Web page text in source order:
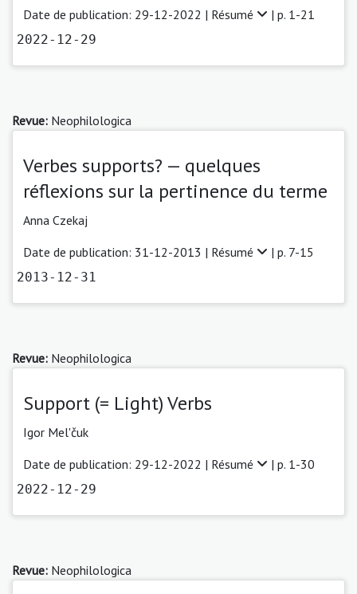
Date de publication: 29-12-2022 | Résumé | p. 1-21
2022-12-29
Revue: Neophilologica
Verbes supports? — quelques
réflexions sur la pertinence du terme
Anna Czekaj
Date de publication: 31-12-2013 | Résumé | p. 7-15
2013-12-31
Revue: Neophilologica
Support (= Light) Verbs
Igor Mel'čuk
Date de publication: 29-12-2022 | Résumé | p. 1-30
2022-12-29
Revue: Neophilologica